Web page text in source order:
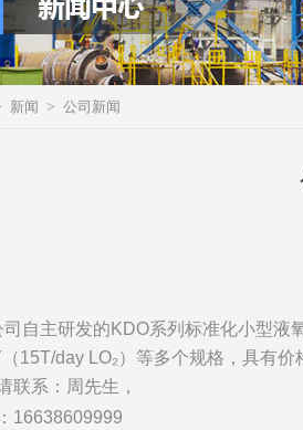
新闻 > 公司新闻
司自主研发的 KDO系列标准化小型液
（15T/day LO₂）等多个规格，具有价
联系： 周先生，
16638609999